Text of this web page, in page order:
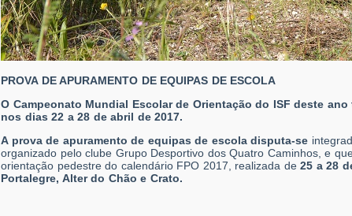
PROVA DE APURAMENTO DE EQUIPAS DE ESCOLA
O Campeonato Mundial Escolar de Orientação do ISF deste ano
nos dias 22 a 28 de abril de 2017.
A prova de apuramento de equipas de escola disputa-se
organizado pelo clube Grupo Desportivo dos Quatro Caminhos, e
orientação pedestre do calendário FPO 2017, realizada de 25 a 28
Portalegre, Alter do Chão e Crato.